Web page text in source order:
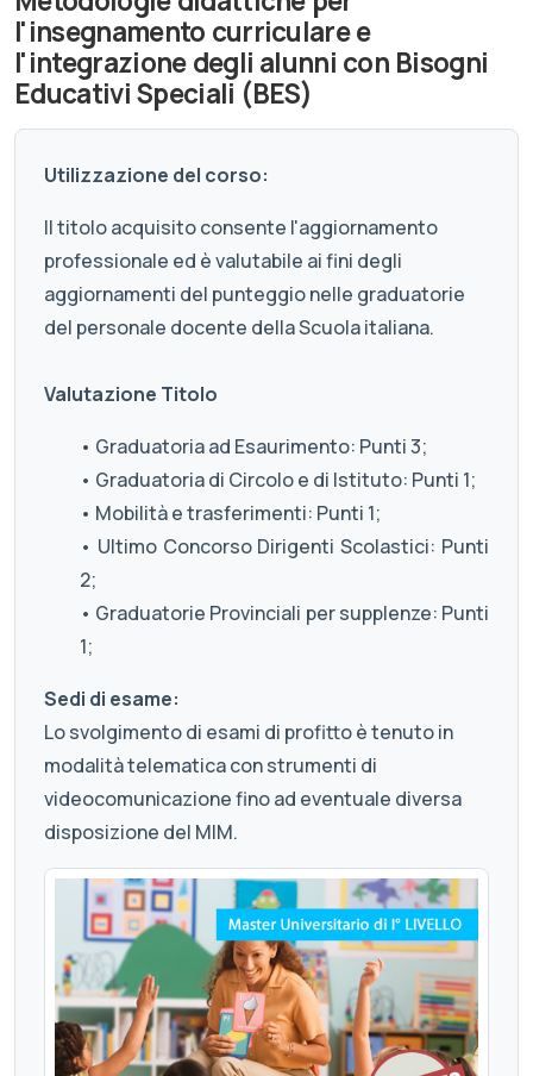
l'insegnamento curriculare e
l'integrazione degli alunni con Bisogni
Educativi Speciali (BES)
Utilizzazione del corso:
Il titolo acquisito consente l'aggiornamento
professionale ed è valutabile ai fini degli
aggiornamenti del punteggio nelle graduatorie
del personale docente della Scuola italiana.
Valutazione Titolo
• Graduatoria ad Esaurimento: Punti 3;
• Graduatoria di Circolo e di Istituto: Punti 1;
• Mobilità e trasferimenti: Punti 1;
• Ultimo Concorso Dirigenti Scolastici: Punti
2;
• Graduatorie Provinciali per supplenze: Punti
1;
Sedi di esame:
Lo svolgimento di esami di profitto è tenuto in
modalità telematica con strumenti di
videocomunicazione fino ad eventuale diversa
disposizione del MIM.